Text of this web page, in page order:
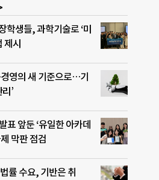
학생들, 과학기술로 ‘미
제시
영의 새 기준으로…기
’
표 앞둔 ‘유일한 아카데
막판 점검
률 수요, 기반은 취